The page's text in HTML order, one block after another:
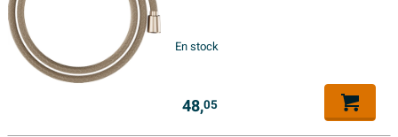
En stock
48,05